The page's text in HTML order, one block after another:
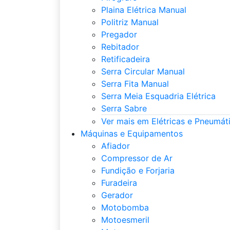
Plaina Elétrica Manual
Politriz Manual
Pregador
Rebitador
Retificadeira
Serra Circular Manual
Serra Fita Manual
Serra Meia Esquadria Elétrica
Serra Sabre
Ver mais em Elétricas e
Máquinas e Equipamentos
Afiador
Compressor de Ar
Fundição e Forjaria
Furadeira
Gerador
Motobomba
Motoesmeril